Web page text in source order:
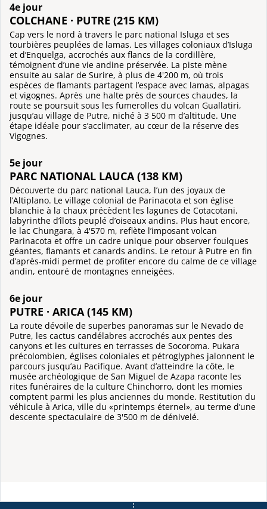
4e jour
COLCHANE · PUTRE (215 KM)
Cap vers le nord à travers le parc national Isluga et ses
tourbières peuplées de lamas. Les villages coloniaux d’Isluga
et d’Enquelga, accrochés aux flancs de la cordillère,
témoignent d’une vie andine préservée. La piste mène
ensuite au salar de Surire, à plus de 4'200 m, où trois
espèces de flamants partagent l’espace avec lamas, alpagas
et vigognes. Après une halte près de sources chaudes, la
route se poursuit sous les fumerolles du volcan Guallatiri,
jusqu’au village de Putre, niché à 3 500 m d’altitude. Une
étape idéale pour s’acclimater, au cœur de la réserve des
Vigognes.
5e jour
PARC NATIONAL LAUCA (138 KM)
Découverte du parc national Lauca, l’un des joyaux de
l’Altiplano. Le village colonial de Parinacota et son église
blanchie à la chaux précèdent les lagunes de Cotacotani,
labyrinthe d’îlots peuplé d’oiseaux andins. Plus haut encore,
le lac Chungara, à 4'570 m, reflète l’imposant volcan
Parinacota et offre un cadre unique pour observer foulques
géantes, flamants et canards andins. Le retour à Putre en fin
d’après-midi permet de profiter encore du calme de ce village
andin, entouré de montagnes enneigées.
6e jour
PUTRE · ARICA (145 KM)
La route dévoile de superbes panoramas sur le Nevado de
Putre, les cactus candélabres accrochés aux pentes des
canyons et les cultures en terrasses de Socoroma. Pukara
précolombien, églises coloniales et pétroglyphes jalonnent le
parcours jusqu’au Pacifique. Avant d’atteindre la côte, le
musée archéologique de San Miguel de Azapa raconte les
rites funéraires de la culture Chinchorro, dont les momies
comptent parmi les plus anciennes du monde. Restitution du
véhicule à Arica, ville du «printemps éternel», au terme d’une
descente spectaculaire de 3'500 m de dénivelé.